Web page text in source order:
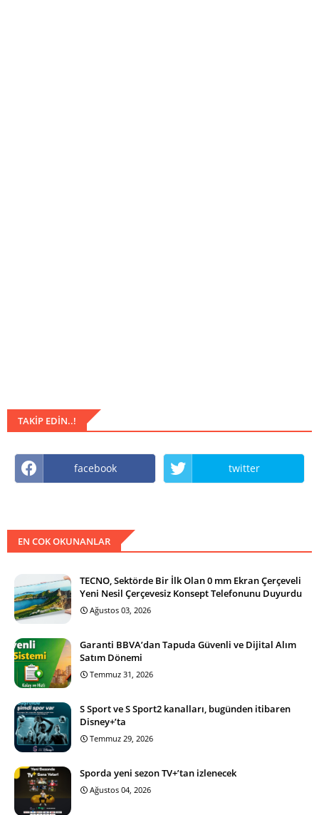
TAKIP EDIN..!
facebook twitter
EN COK OKUNANLAR
TECNO, Sektörde Bir İlk Olan 0 mm Ekran Çerçeveli
Yeni Nesil Çerçevesiz Konsept Telefonunu Duyurdu
Ağustos 03, 2026
Garanti BBVA’dan Tapuda Güvenli ve Dijital Alım
Satım Dönemi
Temmuz 31, 2026
S Sport ve S Sport2 kanalları, bugünden itibaren
Disney+’ta
Temmuz 29, 2026
Sporda yeni sezon TV+’tan izlenecek
Ağustos 04, 2026